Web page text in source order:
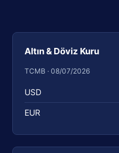
Altın & Döviz Kuru
TCMB · 08/07/2026
USD
EUR